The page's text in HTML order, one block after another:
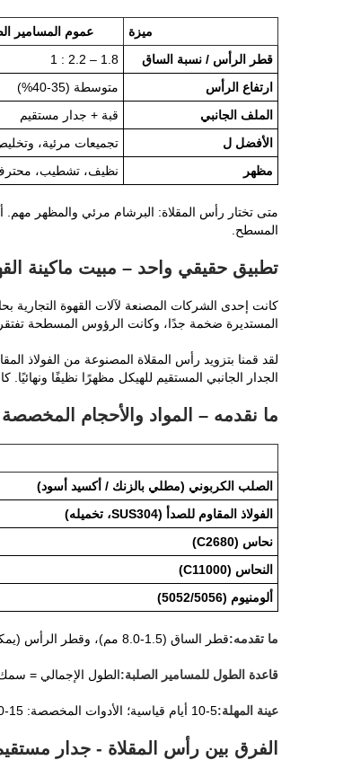
ميزة عموم المسامير
قطر الرأس / نسبة الساق
1.8 – 2.2 : 1
ارتفاع الرأس
متوسطة (35-40%)
الملف الجانبي
قبة + جدار مستقيم
الأفضل ل
تجميعات مرئية،
مظهر
نظيف، تشطيب،
متى تختار رأس المقلاة: البرشام مرئي والمظهر
المسطح.
تطبيق حقيقي واحد – مبيت ماكينة
كانت إحدى الشركات المصنعة لآلات القهوة
المستديرة ضخمة جدًا، وكانت الرؤوس المسطحة تفتقر
الجدار الجانبي المستقيم للهيكل مظهرًا نظيفًا
ما نقدمه – المواد والأحجام المخصصة
الصلب الكربوني (مطلي بالزنك / أكسيد أسود)
الفولاذ المقاوم للصدأ (SUS304، تخميله)
نحاس (C2680)
النحاس (C11000)
ألومنيوم (5052/5056)
ما تقدمه:قطر الساق (1.5-8.0 مم)، وقطر الرأس (يمكننا أن نوصي به)، والطول الإجمالي (نحسبه من سمك المكدس الخاص بك)، والمواد، والتشطيب.
قاعدة الطول للمسامير الصلبة:الطول الإجمالي = سمك كومة
عينة المهلة:5-10 أيام قياسية؛ الأدوات المخصصة: 15-20 يومًا.
الفرق بين رأس المقلاة - جدار